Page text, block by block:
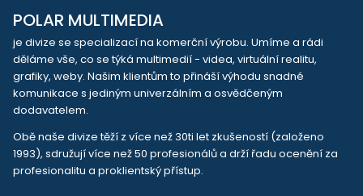
POLAR MULTIMEDIA
je divize se specializací na komerční výrobu. Umíme a rádi
děláme vše, co se týká multimedií - videa, virtuální realitu,
grafiky, weby. Našim klientům to přináší výhodu snadné
komunikace s jediným univerzálním a osvědčeným
dodavatelem.
Obě naše divize těží z více než 30ti let zkušeností (založeno
1993), sdružují více než 50 profesionálů a drží řadu ocenění za
profesionalitu a proklientský přístup.